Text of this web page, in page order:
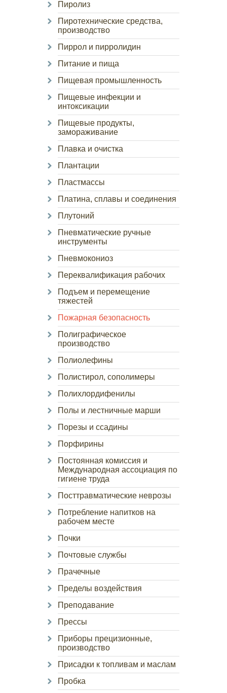
Пиролиз
Пиротехнические средства,
производство
Пиррол и пирролидин
Питание и пища
Пищевая промышленность
Пищевые инфекции и
интоксикации
Пищевые продукты,
замораживание
Плавка и очистка
Плантации
Пластмассы
Платина, сплавы и соединения
Плутоний
Пневматические ручные
инструменты
Пневмокониоз
Переквалификация рабочих
Подъем и перемещение
тяжестей
Пожарная безопасность
Полиграфическое
производство
Полиолефины
Полистирол, сополимеры
Полихлордифенилы
Полы и лестничные марши
Порезы и ссадины
Порфирины
Постоянная комиссия и
Международная ассоциация по
гигиене труда
Посттравматические неврозы
Потребление напитков на
рабочем месте
Почки
Почтовые службы
Прачечные
Пределы воздействия
Преподавание
Прессы
Приборы прецизионные,
производство
Присадки к топливам и маслам
Пробка